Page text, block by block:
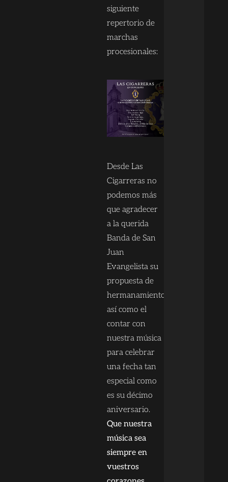
siguiente
repertorio de
marchas
procesionales:
Desde Las
Cigarreras no
podemos más
que agradecer
a la querida
Banda de San
Juan
Evangelista su
propuesta de
hermanamiento
así como el
contar con
nuestra música
para celebrar
una fecha tan
especial como
es su décimo
aniversario.
Que nuestra
música sea
siempre en
vuestros